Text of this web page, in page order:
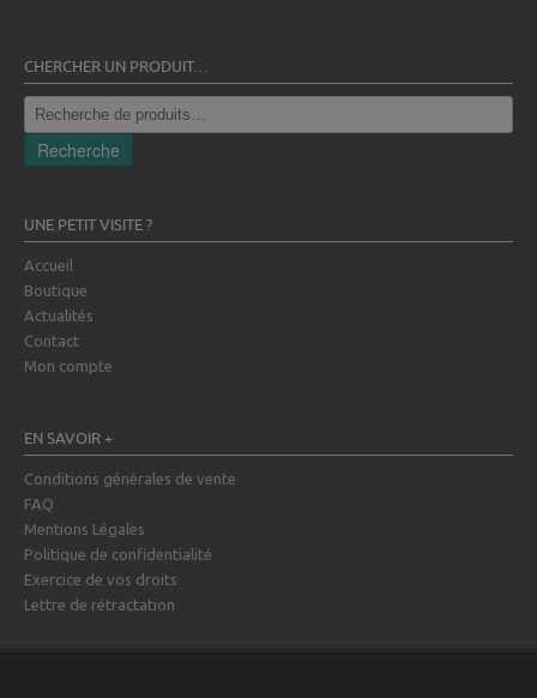
CHERCHER UN PRODUIT…
Recherche
pour :
Recherche
UNE PETIT VISITE ?
Accueil
Boutique
Actualités
Contact
Mon compte
EN SAVOIR +
Conditions générales de vente
FAQ
Mentions Légales
Politique de confidentialité
Exercice de vos droits
Lettre de rétractation